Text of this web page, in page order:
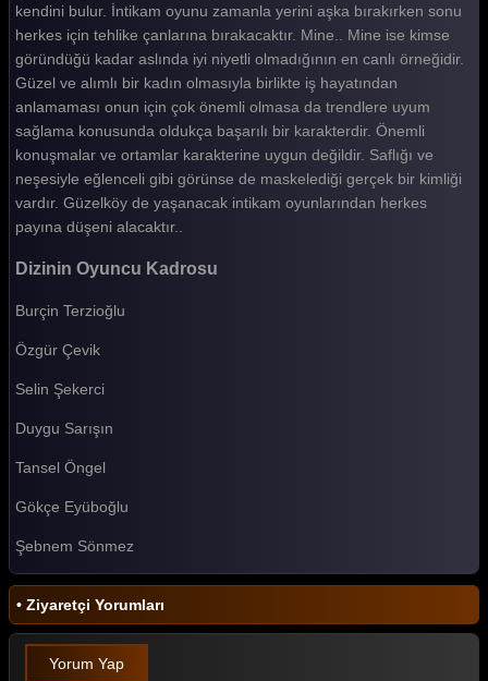
kendini bulur. İntikam oyunu zamanla yerini aşka bırakırken sonu
herkes için tehlike çanlarına bırakacaktır. Mine.. Mine ise kimse
göründüğü kadar aslında iyi niyetli olmadığının en canlı örneğidir.
Güzel ve alımlı bir kadın olmasıyla birlikte iş hayatından
anlamaması onun için çok önemli olmasa da trendlere uyum
sağlama konusunda oldukça başarılı bir karakterdir. Önemli
konuşmalar ve ortamlar karakterine uygun değildir. Saflığı ve
neşesiyle eğlenceli gibi görünse de maskelediği gerçek bir kimliği
vardır. Güzelköy de yaşanacak intikam oyunlarından herkes
payına düşeni alacaktır..
Dizinin Oyuncu Kadrosu
Burçin Terzioğlu
Özgür Çevik
Selin Şekerci
Duygu Sarışın
Tansel Öngel
Gökçe Eyüboğlu
Şebnem Sönmez
• Ziyaretçi Yorumları
Yorum Yap